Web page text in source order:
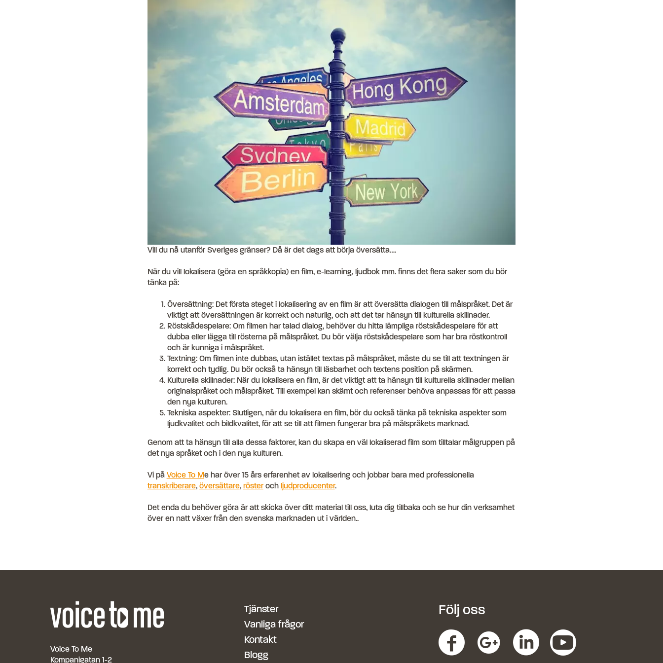
Vill du nå utanför Sveriges gränser? Då är det dags att börja översätta….
När du vill lokalisera (göra en språkkopia) en film, e-learning, ljudbok mm. finns det flera saker som du bör
tänka på:
Översättning: Det första steget i lokalisering av en film är att översätta dialogen till målspråket. Det är
viktigt att översättningen är korrekt och naturlig, och att det tar hänsyn till kulturella skillnader.
Röstskådespelare: Om filmen har talad dialog, behöver du hitta lämpliga röstskådespelare för att
dubba eller lägga till rösterna på målspråket. Du bör välja röstskådespelare som har bra röstkontroll
och är kunniga i målspråket.
Textning: Om filmen inte dubbas, utan istället textas på målspråket, måste du se till att textningen är
korrekt och tydlig. Du bör också ta hänsyn till läsbarhet och textens position på skärmen.
Kulturella skillnader: När du lokalisera en film, är det viktigt att ta hänsyn till kulturella skillnader mellan
originalspråket och målspråket. Till exempel kan skämt och referenser behöva anpassas för att passa
den nya kulturen.
Tekniska aspekter: Slutligen, när du lokalisera en film, bör du också tänka på tekniska aspekter som
ljudkvalitet och bildkvalitet, för att se till att filmen fungerar bra på målspråkets marknad.
Genom att ta hänsyn till alla dessa faktorer, kan du skapa en väl lokaliserad film som tilltalar målgruppen på
det nya språket och i den nya kulturen.
Vi på Voice To Me har över 15 års erfarenhet av lokalisering och jobbar bara med professionella
transkriberare, översättare, rösteroch ljudproducenter.
Det enda du behöver göra är att skicka över ditt material till oss, luta dig tillbaka och se hur din verksamhet
över en natt växer från den svenska marknaden ut i världen..
Voice To Me
Kompanigatan 1-2
Tjänster
Vanliga frågor
Kontakt
Blogg
Följ oss